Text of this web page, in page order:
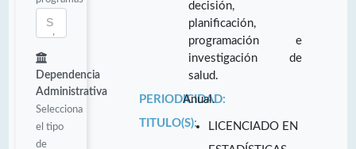
Dependencia
Administrativa
Selecciona
el tipo
de
decisión,
planificación,
programación e
investigación de
salud.
PERIODICIDAD:
Anual.
TITULO(S):
LICENCIADO EN